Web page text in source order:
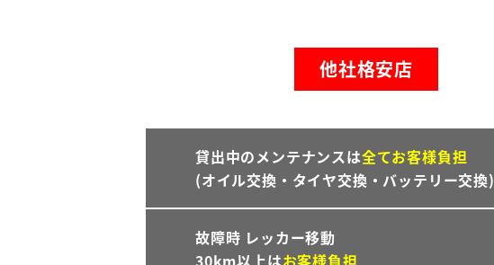
他社格安店
貸出中のメンテナンスは全てお客様負担
(オイル交換・タイヤ交換・バッテリー交換)
故障時 レッカー移動
30km以上はお客様負担